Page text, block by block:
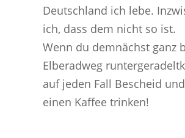
Deutschland ich lebe.
ich, dass dem nicht so ist.
Wenn du demnächst ganz
Elberadweg
auf jeden Fall Bescheid
einen Kaffee trinken!